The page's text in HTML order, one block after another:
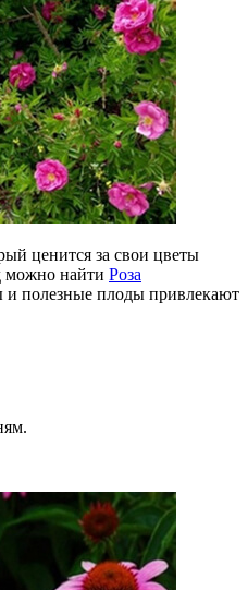
ценится за свои цветы
можно найти Роза
и полезные плоды привлекают